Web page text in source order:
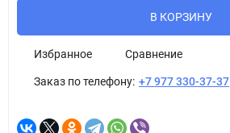
В КОРЗИНУ
Избранное Сравнение
Заказ по телефону: +7 977 330-37-37